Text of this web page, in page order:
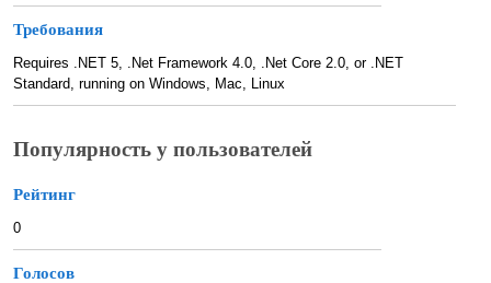
Требования
Requires .NET 5, .Net Framework 4.0, .Net Core 2.0, or .NET
Standard, running on Windows, Mac, Linux
Популярность у пользователей
Рейтинг
0
Голосов